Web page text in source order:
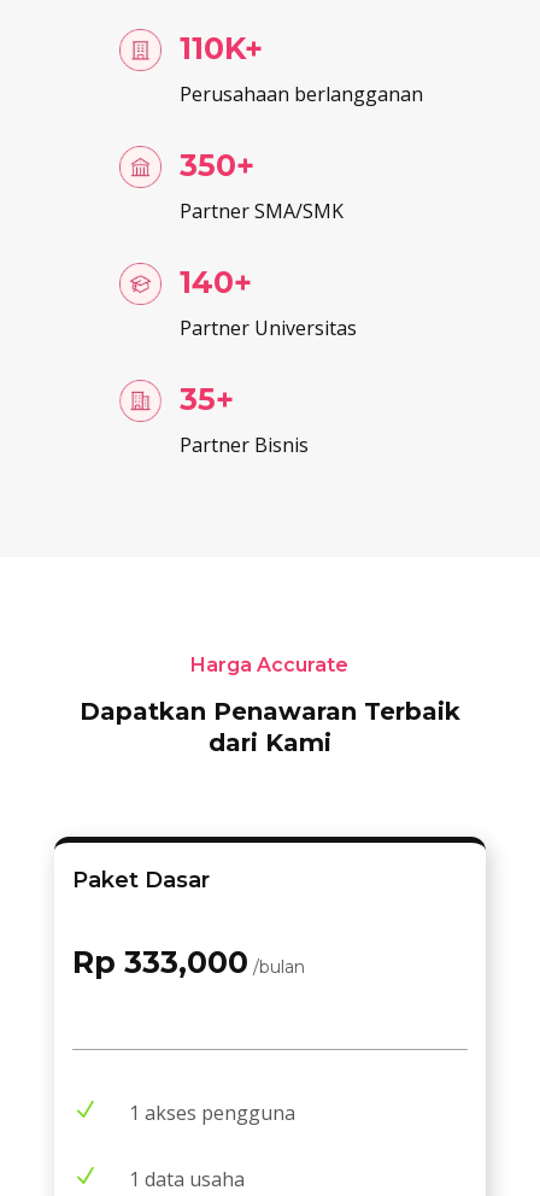
110K+
Perusahaan berlangganan
350+
Partner SMA/SMK
140+
Partner Universitas
35+
Partner Bisnis
Harga Accurate
Dapatkan Penawaran Terbaik
dari Kami
Paket Dasar
Rp 333,000 /bulan
N 1 akses pengguna
N 1 data usaha